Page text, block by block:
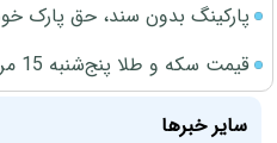
پارکینگ بدون سند، حق پارک
قیمت سکه و طلا پنج‌شنبه 15 مرداد 1405
سایر خبرها